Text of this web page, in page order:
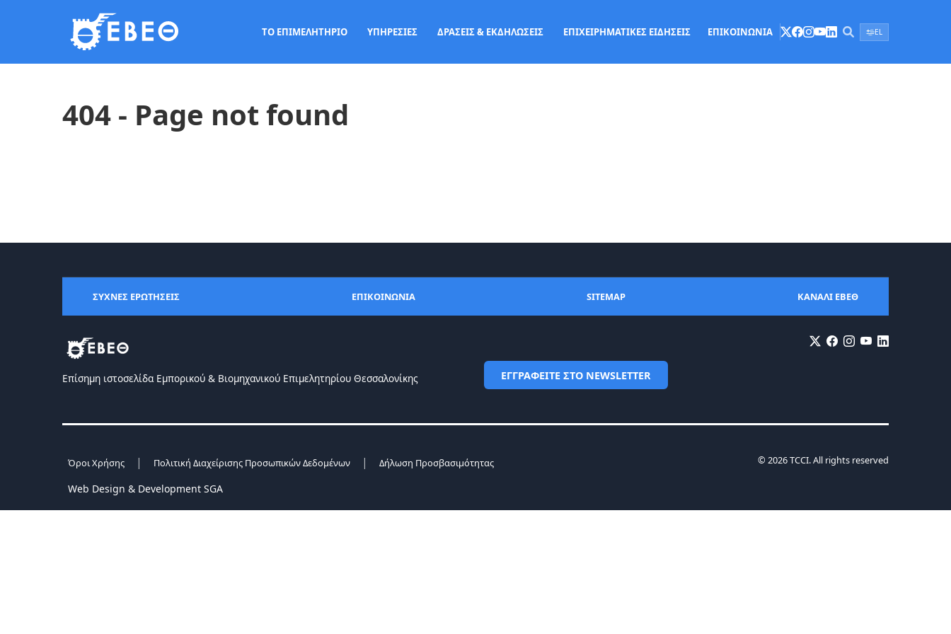
ΤΟ ΕΠΙΜΕΛΗΤΗΡΙΟ ΥΠΗΡΕΣΙΕΣ ΔΡΑΣΕΙΣ & ΕΚΔΗΛΩΣΕΙΣ ΕΠΙΧΕΙΡΗΜΑΤΙΚΕΣ ΕΙΔΗΣΕΙΣ ΕΠΙΚΟΙΝΩΝΙΑ EL
404 - Page not found
ΣΥΧΝΕΣ ΕΡΩΤΗΣΕΙΣ ΕΠΙΚΟΙΝΩΝΙΑ SITEMAP ΚΑΝΑΛΙ ΕΒΕΘ
Επίσημη ιστοσελίδα Eμπορικού & Bιομηχανικού Eπιμελητηρίου Θεσσαλονίκης ΕΓΓΡΑΦΕΙΤΕ ΣΤΟ NEWSLETTER
Όροι Χρήσης | Πολιτική Διαχείρισης Προσωπικών Δεδομένων | Δήλωση Προσβασιμότητας
Web Design & Development SGA
© 2026 TCCI. All rights reserved